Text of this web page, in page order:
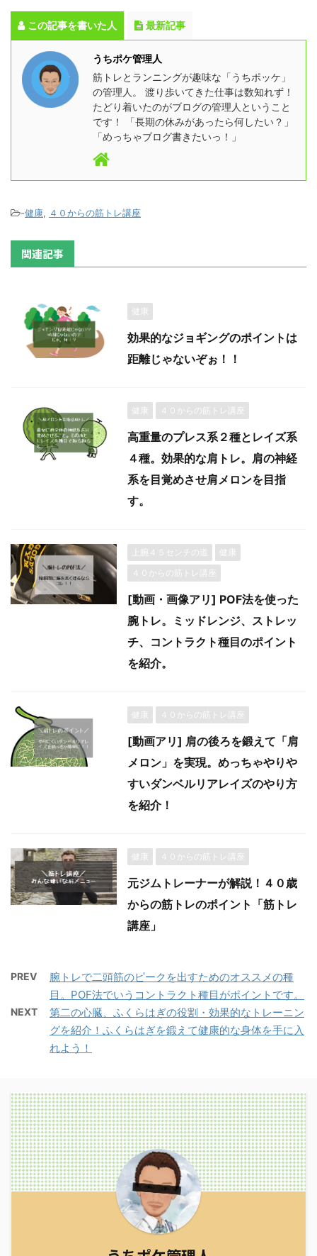
この記事を書いた人 最新記事
うちポケ管理人
筋トレとランニングが趣味な「うちポッケ」
の管理人。 渡り歩いてきた仕事は数知れず！
たどり着いたのがブログの管理人ということ
です！ 「長期の休みがあったら何したい？」
「めっちゃブログ書きたいっ！」
-健康, ４０からの筋トレ講座
関連記事
健康
効果的なジョギングのポイントは
距離じゃないぞぉ！！
健康 ４０からの筋トレ講座
高重量のプレス系２種とレイズ系
４種。効果的な肩トレ。肩の神経
系を目覚めさせ肩メロンを目指
す。
上腕４５センチの道
健康
４０からの筋トレ講座
[動画・画像アリ] POF法を使った
腕トレ。ミッドレンジ、ストレッ
チ、コントラクト種目のポイント
を紹介。
健康 ４０からの筋トレ講座
[動画アリ] 肩の後ろを鍛えて「肩
メロン」を実現。めっちゃやりや
すいダンベルリアレイズのやり方
を紹介！
健康 ４０からの筋トレ講座
元ジムトレーナーが解説！４０歳
からの筋トレのポイント「筋トレ
講座」
PREV
腕トレで二頭筋のピークを出すためのオススメの種
目。POF法でいうコントラクト種目がポイントです。
NEXT
第二の心臓、ふくらはぎの役割・効果的なトレーニン
グを紹介！ふくらはぎを鍛えて健康的な身体を手に入
れよう！